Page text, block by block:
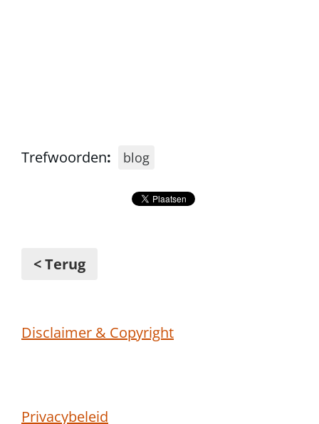
Trefwoorden: blog
< Terug
Disclaimer & Copyright
Privacybeleid